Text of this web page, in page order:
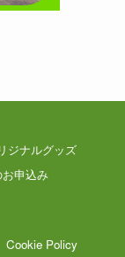
ジナルグッズ
申込み
Cookie Policy